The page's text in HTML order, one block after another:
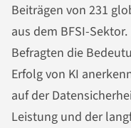
Beiträgen von 231
aus dem BFSI-
Befragten die
Erfolg von KI
auf der
Leistung und der